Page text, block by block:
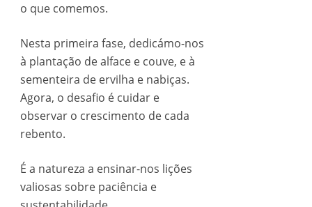
o que comemos.
Nesta primeira fase, dedicámo-nos
à plantação de alface e couve, e à
sementeira de ervilha e nabiças.
Agora, o desafio é cuidar e
observar o crescimento de cada
rebento.
É a natureza a ensinar-nos lições
valiosas sobre paciência e